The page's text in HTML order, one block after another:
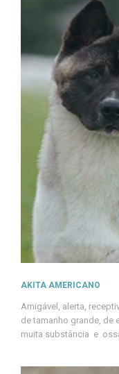
AKITA AMERICANO
Amigável, alerta,
de tamanho grande, de
muita substância e